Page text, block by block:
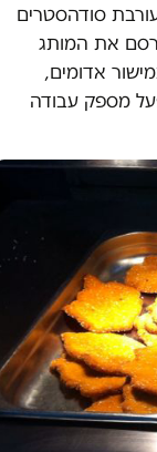
סודהסטרים
את המותג
אדומים,
מספק עבודה